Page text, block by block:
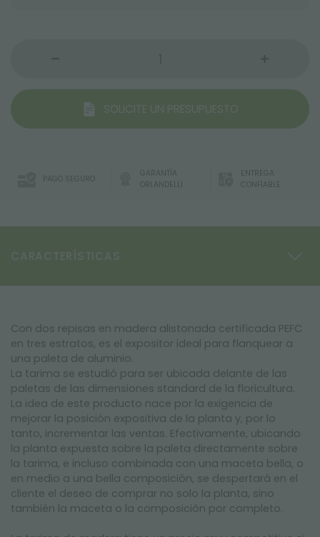
SOLICITE UN PRESUPUESTO
PAGO SEGURO
GARANTÍA
ORLANDELLI
ENTREGA
CONFIABLE
CARACTERÍSTICAS
Con dos repisas en madera alistonada certificada PEFC
en tres estratos, es el expositor ideal para flanquear a
una paleta de aluminio.
La tarima se estudió para ser ubicada delante de las
paletas de las dimensiones standard de la floricultura.
La idea de este producto nace por la exigencia de
mejorar la posición expositiva de la planta y, por lo
tanto, incrementar las ventas. Efectivamente, ubicando
la planta expuesta sobre la paleta directamente sobre
la tarima, e incluso combinada con una maceta bella, o
en medio a una bella composición, se despertará en el
cliente el deseo de comprar no solo la planta, sino
también la maceta o la composición por completo.